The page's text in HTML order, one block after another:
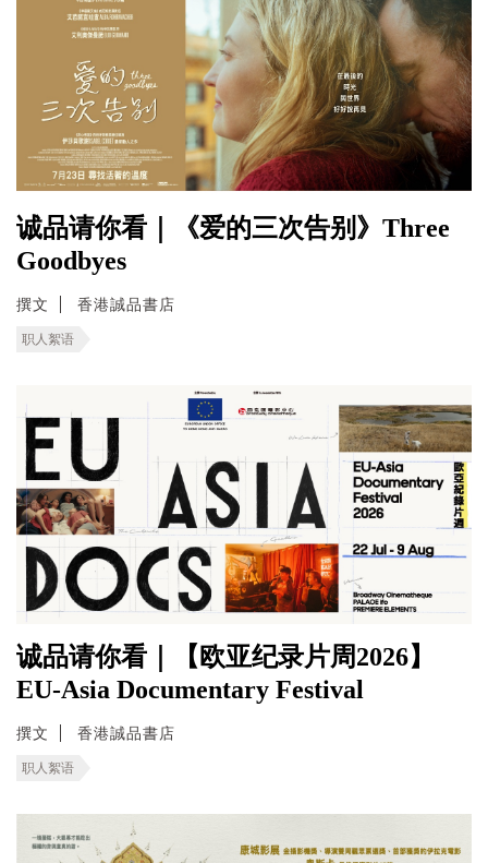
诚品请你看｜《爱的三次告别》Three
Goodbyes
撰文 香港誠品書店
职人絮语
诚品请你看｜【欧亚纪录片周2026】
EU-Asia Documentary Festival
撰文 香港誠品書店
职人絮语